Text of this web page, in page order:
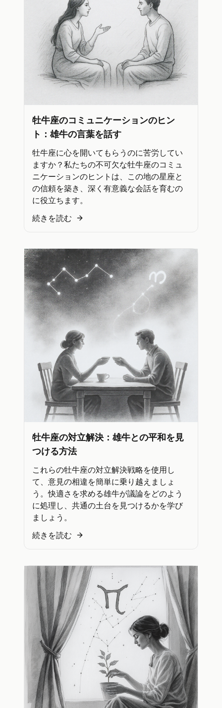
牡牛座のコミュニケーションのヒン
ト：雄牛の言葉を話す
牡牛座に心を開いてもらうのに苦労してい
ますか？私たちの不可欠な牡牛座のコミュ
ニケーションのヒントは、この地の星座と
の信頼を築き、深く有意義な会話を育むの
に役立ちます。
続きを読む
牡牛座の対立解決：雄牛との平和を見
つける方法
これらの牡牛座の対立解決戦略を使用し
て、意見の相違を簡単に乗り越えましょ
う。快適さを求める雄牛が議論をどのよう
に処理し、共通の土台を見つけるかを学び
ましょう。
続きを読む